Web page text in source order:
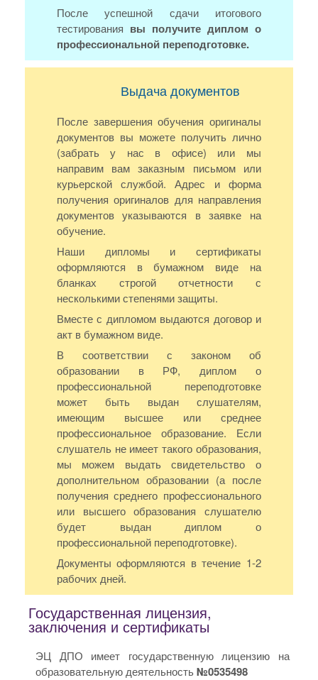
После успешной сдачи итогового
тестирования вы получите диплом о
профессиональной переподготовке.
Выдача документов
После завершения обучения оригиналы
документов вы можете получить лично
(забрать у нас в офисе) или мы
направим вам заказным письмом или
курьерской службой. Адрес и форма
получения оригиналов для направления
документов указываются в заявке на
обучение.
Наши дипломы и сертификаты
оформляются в бумажном виде на
бланках строгой отчетности с
несколькими степенями защиты.
Вместе с дипломом выдаются договор и
акт в бумажном виде.
В соответствии с законом об
образовании в РФ, диплом о
профессиональной переподготовке
может быть выдан слушателям,
имеющим высшее или среднее
профессиональное образование. Если
слушатель не имеет такого образования,
мы можем выдать свидетельство о
дополнительном образовании (а после
получения среднего профессионального
или высшего образования слушателю
будет выдан диплом о
профессиональной переподготовке).
Документы оформляются в течение 1-2
рабочих дней.
Государственная лицензия,
заключения и сертификаты
ЭЦ ДПО имеет государственную лицензию на
образовательную деятельность№0535498